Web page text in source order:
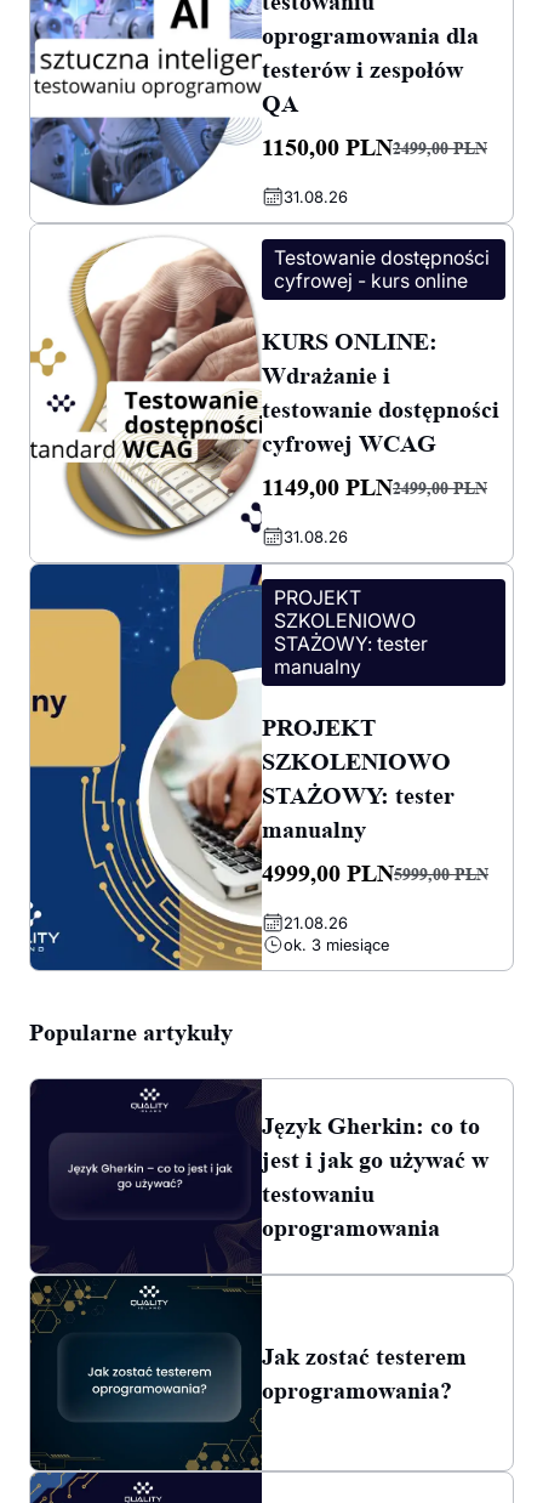
oprogramowania dla
testerów i zespołów
QA
2499,00PLN
cena
wynosiła:
2499,00 PLN.
1150,00PLN
cena
wynosi:
1150,00 PLN.
31.08.26
Testowanie dostępności
cyfrowej - kurs online
KURS ONLINE:
Wdrażanie i
testowanie dostępności
cyfrowej WCAG
2499,00PLN
Pierwotna
cena
wynosiła:
2499,00 PLN.
1149,00PLN
Aktualna
cena
wynosi:
1149,00 PLN.
31.08.26
PROJEKT
SZKOLENIOWO
STAŻOWY: tester
manualny
PROJEKT
SZKOLENIOWO
STAŻOWY: tester
manualny
5999,00PLN
Pierwotna
cena
wynosiła:
4999,00PLN
Aktualna
cena
wynosi:
21.08.26
ok. 3 miesiące
Popularne artykuły
Język Gherkin: co to
jest i jak go używać w
testowaniu
oprogramowania
Jak zostać testerem
oprogramowania?